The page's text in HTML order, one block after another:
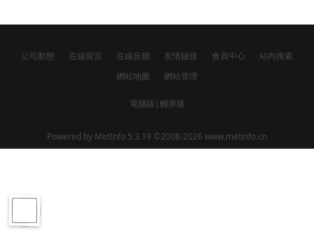
公司動態 在線留言 在線反饋 友情鏈接 會員中心
站內搜索
網站地圖
網站管理
電腦版 |觸屏版
Powered by MetInfo 5.3.19 ©2008-2026 www.metinfo.cn